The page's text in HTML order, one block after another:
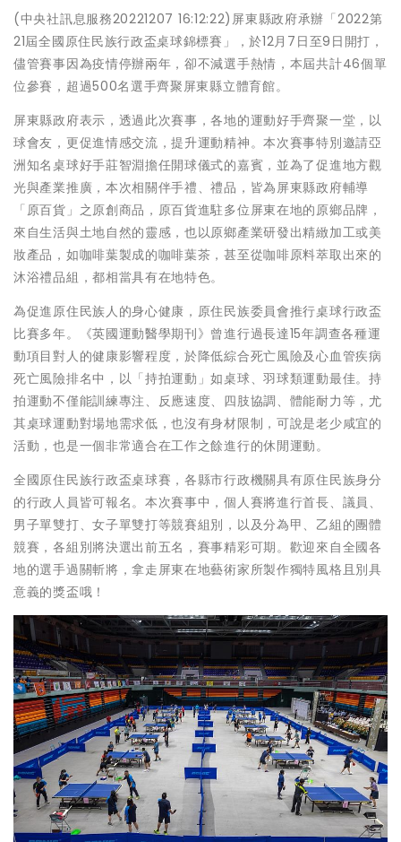
(中央社訊息服務20221207 16:12:22)屏東縣政府承辦「2022第
21屆全國原住民族行政盃桌球錦標賽」，於12月7日至9日開打，
儘管賽事因為疫情停辦兩年，卻不減選手熱情，本屆共計46個單
位參賽，超過500名選手齊聚屏東縣立體育館。
屏東縣政府表示，透過此次賽事，各地的運動好手齊聚一堂，以
球會友，更促進情感交流，提升運動精神。本次賽事特別邀請亞
洲知名桌球好手莊智淵擔任開球儀式的嘉賓，並為了促進地方觀
光與產業推廣，本次相關伴手禮、禮品，皆為屏東縣政府輔導
「原百貨」之原創商品，原百貨進駐多位屏東在地的原鄉品牌，
來自生活與土地自然的靈感，也以原鄉產業研發出精緻加工或美
妝產品，如咖啡葉製成的咖啡葉茶，甚至從咖啡原料萃取出來的
沐浴禮品組，都相當具有在地特色。
為促進原住民族人的身心健康，原住民族委員會推行桌球行政盃
比賽多年。《英國運動醫學期刊》曾進行過長達15年調查各種運
動項目對人的健康影響程度，於降低綜合死亡風險及心血管疾病
死亡風險排名中，以「持拍運動」如桌球、羽球類運動最佳。持
拍運動不僅能訓練專注、反應速度、四肢協調、體能耐力等，尤
其桌球運動對場地需求低，也沒有身材限制，可說是老少咸宜的
活動，也是一個非常適合在工作之餘進行的休閒運動。
全國原住民族行政盃桌球賽，各縣市行政機關具有原住民族身分
的行政人員皆可報名。本次賽事中，個人賽將進行首長、議員、
男子單雙打、女子單雙打等競賽組別，以及分為甲、乙組的團體
競賽，各組別將決選出前五名，賽事精彩可期。歡迎來自全國各
地的選手過關斬將，拿走屏東在地藝術家所製作獨特風格且別具
意義的獎盃哦！